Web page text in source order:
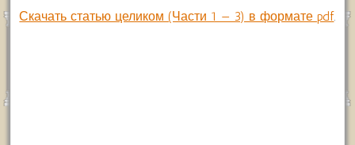
Скачать статью целиком (Части 1 — 3) в формате pdf.